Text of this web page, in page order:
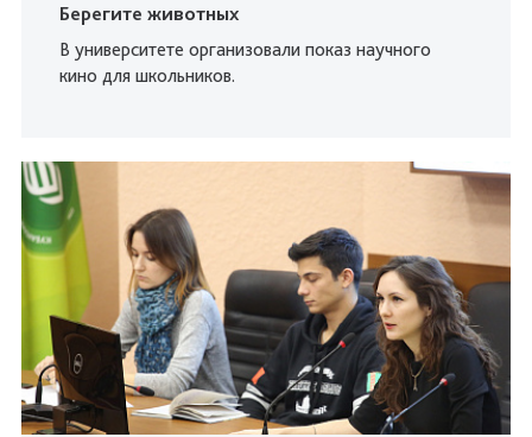
Берегите животных
В университете организовали показ научного
кино для школьников.